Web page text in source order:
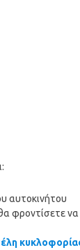
αυτοκινήτου
φροντίσετε